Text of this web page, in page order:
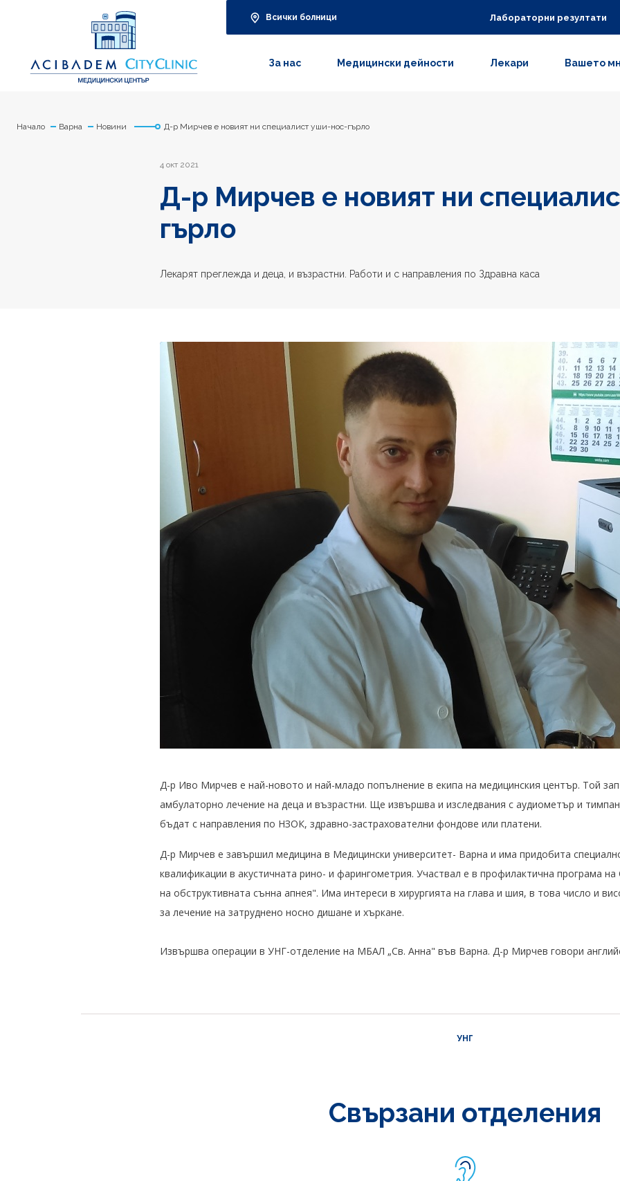
Всички болници Лабораторни резултати
За нас Медицински дейности Лекари Вашето
Начало Варна Новини Д-р Мирчев е новият ни специалист уши-нос-гърло
4 окт 2021
Д-р Мирчев е новият ни
гърло
Лекарят преглежда и деца, и възрастни. Работи и с направления по Здравна каса
Д-р Иво Мирчев е най-новото и най-младо попълнение в екипа на медицинския център. Той
амбулаторно лечение на деца и възрастни. Ще извършва и изследвания с аудиометър и
бъдат с направления по НЗОК, здравно-застрахователни фондове или платени.
Д-р Мирчев е завършил медицина в Медицински университет- Варна и има придобита
квалификации в акустичната рино- и фарингометрия. Участвал е в профилактична програма
на обструктивната сънна апнея". Има интереси в хирургията на глава и шия, в това число и
за лечение на затруднено носно дишане и хъркане.
Извършва операции в УНГ-отделение на МБАЛ „Св. Анна" във Варна. Д-р Мирчев говори
УНГ
Свързани отделения